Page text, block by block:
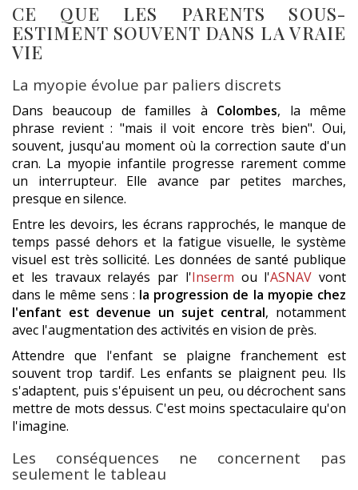
CE QUE LES PARENTS SOUS-
ESTIMENT SOUVENT DANS LA VRAIE
VIE
La myopie évolue par paliers discrets
Dans beaucoup de familles à Colombes, la même
phrase revient : "mais il voit encore très bien". Oui,
souvent, jusqu'au moment où la correction saute d'un
cran. La myopie infantile progresse rarement comme
un interrupteur. Elle avance par petites marches,
presque en silence.
Entre les devoirs, les écrans rapprochés, le manque de
temps passé dehors et la fatigue visuelle, le système
visuel est très sollicité. Les données de santé publique
et les travaux relayés par l'Inserm ou l'ASNAV vont
dans le même sens : la progression de la myopie chez
l'enfant est devenue un sujet central, notamment
avec l'augmentation des activités en vision de près.
Attendre que l'enfant se plaigne franchement est
souvent trop tardif. Les enfants se plaignent peu. Ils
s'adaptent, puis s'épuisent un peu, ou décrochent sans
mettre de mots dessus. C'est moins spectaculaire qu'on
l'imagine.
Les conséquences ne concernent pas
seulement le tableau